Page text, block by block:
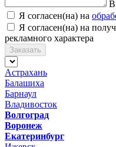
Я согласен(на) на
Я согласен(на) на
рекламного характера
Заказать
Астрахань
Балашиха
Барнаул
Владивосток
Волгоград
Воронеж
Екатеринбург